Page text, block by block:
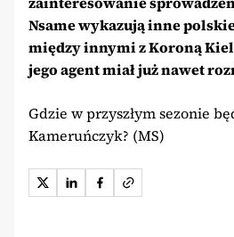
Nsame wykazują inne
między innymi z Koroną
jego agent miał już nawet
Gdzie w przyszłym sezonie
Kameruńczyk? (MS)